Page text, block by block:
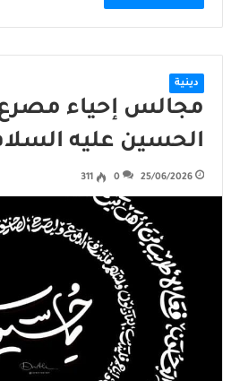
دينية
مجالس إحياء مصرع
الحسين عليه
25/06/2026
0
311